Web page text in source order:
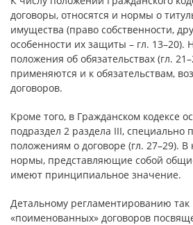
договоры, относятся и нормы о
имущества (право собственности,
особенности их защиты – гл. 13–20).
положения об обязательствах (гл.
применяются и к обязательствам,
договоров.
Кроме того, в Гражданском кодексе
подраздел 2 раздела III,
положениям о договоре (гл. 27–29). В
нормы, представляющие собой
имеют принципиальное значение.
Детальному регламентированию
«поименованных» договоров